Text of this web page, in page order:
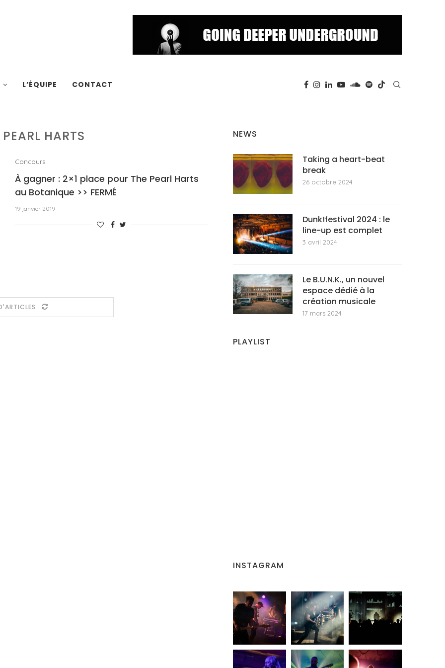
L’ÉQUIPE CONTACT
HARTS
Concours
À gagner : 2×1 place pour The Pearl Harts
au Botanique >> FERMÉ
19 janvier 2019
NEWS
Taking a heart-beat
break
26 octobre 2024
Dunk!festival 2024 : le
line-up est complet
3 avril 2024
Le B.U.N.K., un nouvel
espace dédié à la
création musicale
17 mars 2024
PLAYLIST
INSTAGRAM